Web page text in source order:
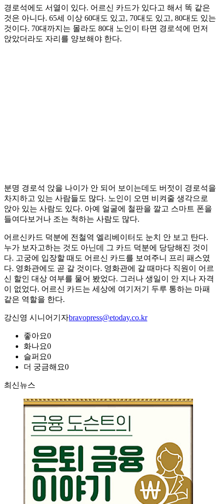
경로석에도 서열이 있다. 어르신 카드가 있다고 해서 똑 같은
것은 아니다. 65세 이상 60대도 있고, 70대도 있고, 80대도 있는
것이다. 70대까지는 몰라도 80대 노인이 타면 경로석에 먼저
앉았더라도 자리를 양보해야 한다.
분명 경로석 앉을 나이가 안 되어 보이는데도 버젓이 경로석을
차지하고 있는 사람들도 많다. 노인이 오면 비켜줄 생각으로
앉아 있는 사람도 있다. 아예 얼굴에 철판을 깔고 스마트 폰을
들여다보거나 조는 척하는 사람도 많다.
어르신카드 덕분에 전철역 엘리베이터도 눈치 안 보고 탄다.
누가 보자고하는 것도 아닌데 그 카드 덕분에 당당해진 것이
다. 고궁에 입장할 때도 어르신 카드를 보여주니 프리 패스였
다. 영화관에도 곧 갈 것이다. 영화관에 갈 때마다 직원이 어르
신 할인 대상 여부를 물어 봤었다. 그러나 생일이 안 지나 자격
이 없었다. 어르신 카드는 세상에 여기저기 두루 통하는 마패
같은 역할을 한다.
강신영 시니어기자bravopress@etoday.co.kr
좋아요0
화나요0
슬퍼요0
더 궁금해요0
최신뉴스